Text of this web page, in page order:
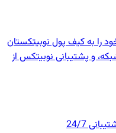
را به کیف پول نوبیتکستان
و پشتیبانی نوبیتکس از
24/7